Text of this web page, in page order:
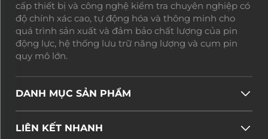
cấp thiết bị và công nghệ kiểm tra chuyên nghiệp có
độ chính xác cao, tự động hóa và thông minh cho
quá trình sản xuất và đảm bảo chất lượng của pin
động lực, hệ thống lưu trữ năng lượng và cụm pin
quy mô lớn.
DANH MỤC SẢN PHẨM
LIÊN KẾT NHANH